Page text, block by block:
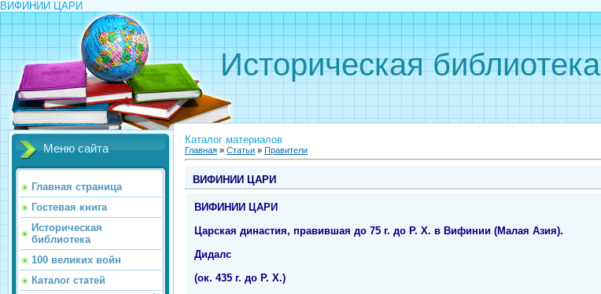
ВИФИНИИ ЦАРИ
Историческая библиотека
Меню сайта
Главная страница
Гостевая книга
Историческая
библиотека
100 великих войн
Каталог статей
Каталог материалов
Главная » Статьи » Правители
ВИФИНИИ ЦАРИ
ВИФИНИИ ЦАРИ
Царская династия, правившая до 75 г. до Р. Х. в Вифинии (Малая Азия).
Дидалс
(ок. 435 г. до Р. Х.)